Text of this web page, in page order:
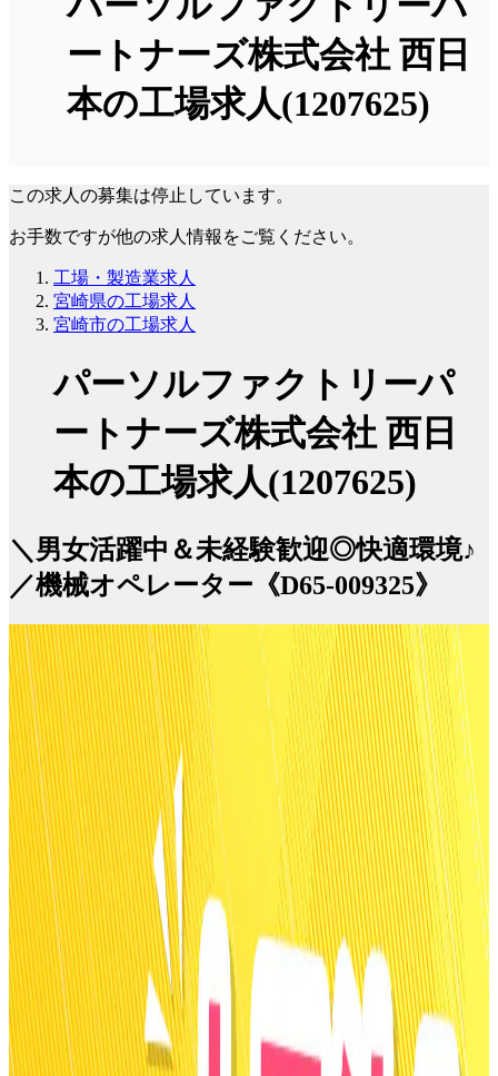
ートナーズ株式会社 西日
本の工場求人(1207625)
この求人の募集は停止しています。
お手数ですが他の求人情報をご覧ください。
工場・製造業求人
宮崎県の工場求人
宮崎市の工場求人
パーソルファクトリーパ
ートナーズ株式会社 西日
本の工場求人(1207625)
＼男女活躍中＆未経験歓迎◎快適環境♪
／機械オペレーター《D65-009325》